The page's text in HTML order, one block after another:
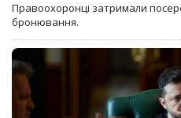
Правоохоронці затримали
бронювання.